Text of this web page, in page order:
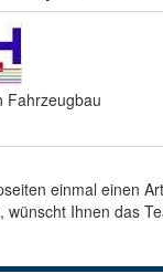
Fahrzeugbau
einmal einen
wünscht Ihnen das